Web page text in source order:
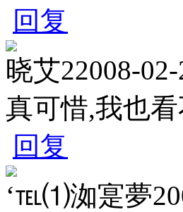
回复
晓艾22008-
真可惜,我也
回复
‘℡⑴洳寔夢